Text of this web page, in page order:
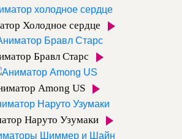
Холодное сердце
Бравл Старс
Among US
Наруто Узумаки